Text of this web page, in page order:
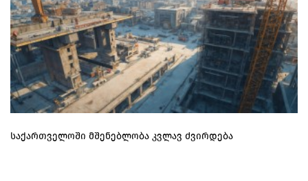
საქართველოში მშენებლობა კვლავ ძვირდება